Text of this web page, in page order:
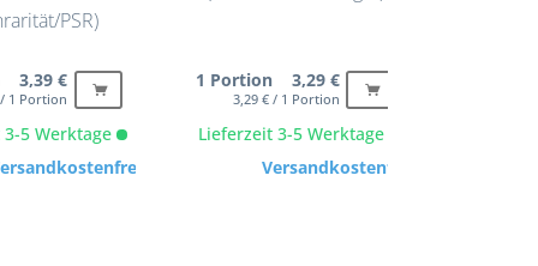
PSR)
3-5 Werktage
3,39 €
1 Portion
Versandkostenfrei
Lieferzeit 3-5 Werktage
1 Portion 3,29 €
3,29 € / 1 Portion